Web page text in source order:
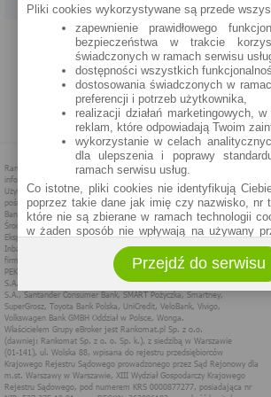
PROGRAM PARTNERSKI O NAS REKLAMA
POLITYKA PRYWATNOŚCI POLITYKA COOKIES
Pliki cookies wykorzystywane są przede
zapewnienie prawidłowego
bezpieczeństwa w trakcie
świadczonych w ramach serwisu
dostępności wszystkich
dostosowania świadczonych w
preferencji i potrzeb użytkownika,
realizacji działań marketingowych,
reklam, które odpowiadają Twoim
wykorzystanie w celach
dla ulepszenia i poprawy
ramach serwisu usług.
Co istotne, pliki cookies nie identyfikują
poprzez takie dane jak imię czy nazwisko, nr
które nie są zbierane w ramach technologii
w żaden sposób nie wpływają na używany
Zakres wykorzystywania plików
określenia w ustawieniach przeglądarki
wprowadzenia zmian ustawień, informacje w
być zapisywane w pamięci Twojego urządzenia.
Administratorem danych pozyskiwanych w
spółka Rankomat.pl Sp. z o.o. (dawniej:
k.) z siedzibą w Warszawie, ul. Wolska 88,
Możesz jako użytkownik w każdym czasie
administratorem pod adresem bok@ebroker.pl,
Przejdź do serwisu